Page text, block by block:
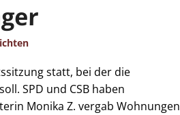
statt, bei der die
SPD und CSB haben
Monika Z. vergab Wohnungen